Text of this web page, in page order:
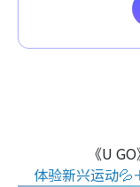
《U
体验新兴运动💦